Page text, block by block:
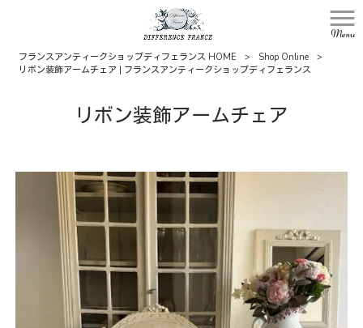
Menu
フランスアンティークショップディフェランス HOME > Shop Online
>
リボン装飾アームチェア | フランスアンティークショップディフェランス
リボン装飾アームチェア